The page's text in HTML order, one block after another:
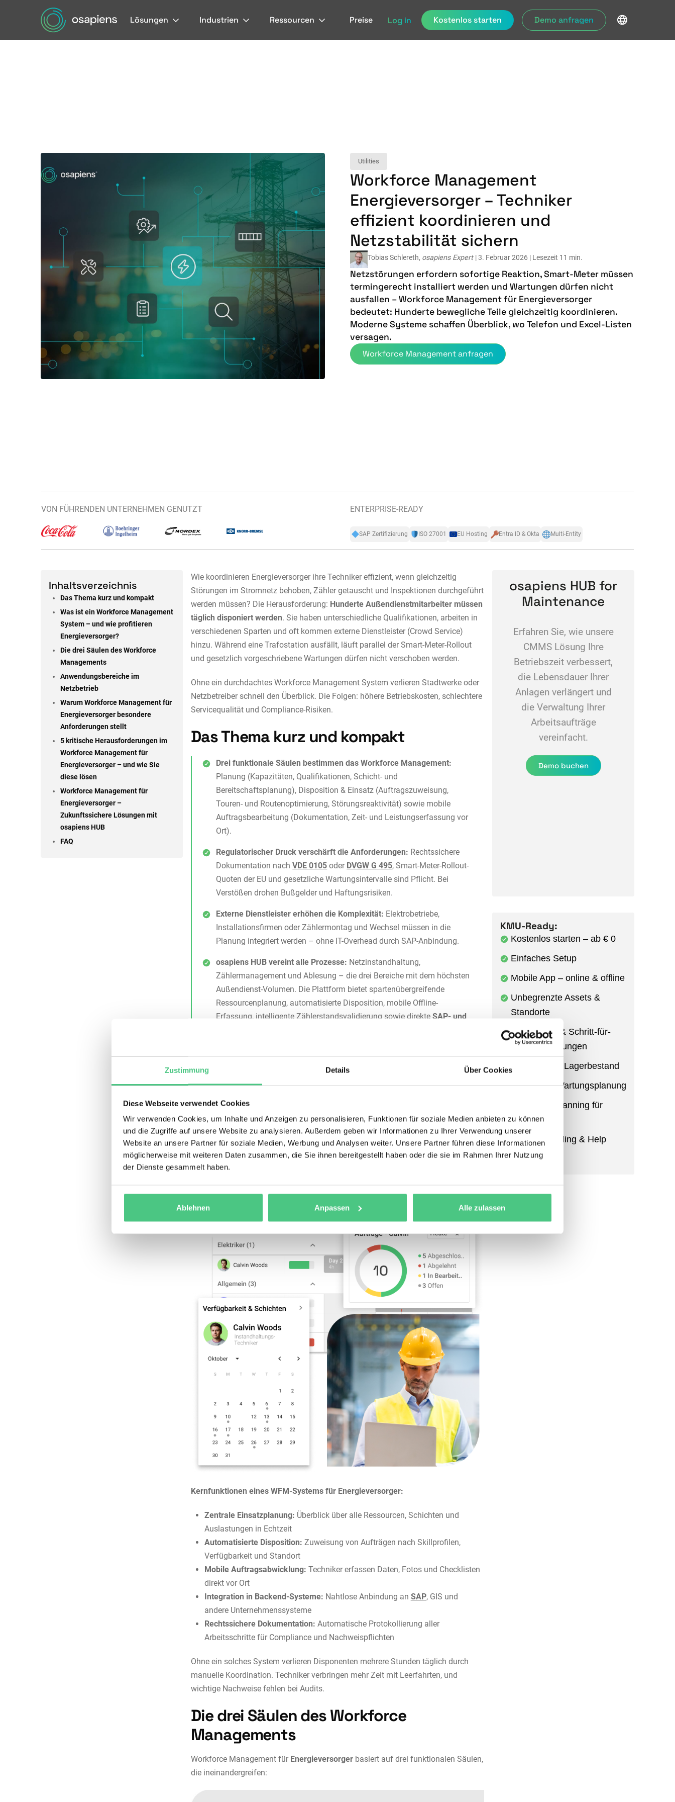
Zustimmung Details Über Cookies
Diese Webseite verwendet Cookies
Wir verwenden Cookies, um Inhalte und Anzeigen zu personalisieren, Funktionen für soziale Medien anbieten zu können
und die Zugriffe auf unsere Website zu analysieren. Außerdem geben wir Informationen zu Ihrer Verwendung unserer
Website an unsere Partner für soziale Medien, Werbung und Analysen weiter. Unsere Partner führen diese Informationen
möglicherweise mit weiteren Daten zusammen, die Sie ihnen bereitgestellt haben oder die sie im Rahmen Ihrer Nutzung
der Dienste gesammelt haben.
Ablehnen Anpassen Alle zulassen
Lösungen Industrien Ressourcen Preise Log in Kostenlos starten Demo anfragen
Utilities
Workforce Management
Energieversorger – Techniker
effizient koordinieren und
Netzstabilität sichern
Tobias Schlereth, osapiens Expert | 3. Februar 2026 | Lesezeit 11 min.
Netzstörungen erfordern sofortige Reaktion, Smart-Meter müssen
termingerecht installiert werden und Wartungen dürfen nicht
ausfallen – Workforce Management für Energieversorger
bedeutet: Hunderte bewegliche Teile gleichzeitig koordinieren.
Moderne Systeme schaffen Überblick, wo Telefon und Excel-Listen
versagen.
Workforce Management anfragen
VON FÜHRENDEN UNTERNEHMEN GENUTZT ENTERPRISE-READY
SAP Zertifizierung ISO 27001 EU Hosting Entra ID & Okta Multi-Entity
Inhaltsverzeichnis
Das Thema kurz und kompakt
Was ist ein Workforce Management
System – und wie profitieren
Energieversorger?
Die drei Säulen des Workforce
Managements
Anwendungsbereiche im
Netzbetrieb
Warum Workforce Management für
Energieversorger besondere
Anforderungen stellt
5 kritische Herausforderungen im
Workforce Management für
Energieversorger – und wie Sie
diese lösen
Workforce Management für
Energieversorger –
Zukunftssichere Lösungen mit
osapiens HUB
FAQ
Wie koordinieren Energieversorger ihre Techniker effizient, wenn gleichzeitig
Störungen im Stromnetz behoben, Zähler getauscht und Inspektionen durchgeführt
werden müssen? Die Herausforderung: Hunderte Außendienstmitarbeiter müssen
täglich disponiert werden. Sie haben unterschiedliche Qualifikationen, arbeiten in
verschiedenen Sparten und oft kommen externe Dienstleister (Crowd Service)
hinzu. Während eine Trafostation ausfällt, läuft parallel der Smart-Meter-Rollout
und gesetzlich vorgeschriebene Wartungen dürfen nicht verschoben werden.
Ohne ein durchdachtes Workforce Management System verlieren Stadtwerke oder
Netzbetreiber schnell den Überblick. Die Folgen: höhere Betriebskosten, schlechtere
Servicequalität und Compliance-Risiken.
Das Thema kurz und kompakt
Drei funktionale Säulen bestimmen das Workforce Management:
Planung (Kapazitäten, Qualifikationen, Schicht- und
Bereitschaftsplanung), Disposition & Einsatz (Auftragszuweisung,
Touren- und Routenoptimierung, Störungsreaktivität) sowie mobile
Auftragsbearbeitung (Dokumentation, Zeit- und Leistungserfassung vor
Ort).
Regulatorischer Druck verschärft die Anforderungen: Rechtssichere
Dokumentation nachVDE 0105 oder DVGW G 495, Smart-Meter-Rollout-
Quoten der EU und gesetzliche Wartungsintervalle sind Pflicht. Bei
Verstößen drohen Bußgelder und Haftungsrisiken.
Externe Dienstleister erhöhen die Komplexität: Elektrobetriebe,
Installationsfirmen oder Zählermontag und Wechsel müssen in die
Planung integriert werden – ohne IT-Overhead durch SAP-Anbindung.
osapiens HUB vereint alle Prozesse: Netzinstandhaltung,
Zählermanagement und Ablesung – die drei Bereiche mit dem höchsten
Außendienst-Volumen. Die Plattform bietet spartenübergreifende
Ressourcenplanung, automatisierte Disposition, mobile Offline-
Erfassung, intelligente Zählerstandsvalidierung sowie direkte SAP- und
System – und wie profitieren
Energieversorger?
Ein Workforce Management System (WFM) – oft auchField Service Management
genannt –koordiniert den Einsatz von Außendienst-Mitarbeitern. Das umfasst
Planung, Disposition und mobile Auftragsabwicklung. Für
Versorgungsunternehmen bedeutet das: Techniker werden basierend auf
Qualifikationen, Verfügbarkeit und Standort zugewiesen. Routen werden optimiert,
Kernfunktionen eines WFM-Systems für Energieversorger:
Zentrale Einsatzplanung: Überblick über alle Ressourcen, Schichten und
Auslastungen in Echtzeit
Automatisierte Disposition: Zuweisung von Aufträgen nach Skillprofilen,
Verfügbarkeit und Standort
Mobile Auftragsabwicklung: Techniker erfassen Daten, Fotos und Checklisten
direkt vor Ort
Integration in Backend-Systeme: Nahtlose Anbindung an SAP, GIS und
andere Unternehmenssysteme
Rechtssichere Dokumentation: Automatische Protokollierung aller
Arbeitsschritte für Compliance und Nachweispflichten
Ohne ein solches System verlieren Disponenten mehrere Stunden täglich durch
manuelle Koordination. Techniker verbringen mehr Zeit mit Leerfahrten, und
wichtige Nachweise fehlen bei Audits.
Die drei Säulen des Workforce
Managements
Workforce Management für Energieversorger basiert auf drei funktionalen Säulen,
die ineinandergreifen:
osapiens HUB for
Maintenance
Erfahren Sie, wie unsere
CMMS Lösung Ihre
Betriebszeit verbessert,
die Lebensdauer Ihrer
Anlagen verlängert und
die Verwaltung Ihrer
Arbeitsaufträge
vereinfacht.
Demo buchen
KMU-Ready:
Kostenlos starten – ab € 0
Einfaches Setup
Mobile App – online & offline
Unbegrenzte Assets &
Standorte
Checklisten & Schritt-für-
Schritt-Anleitungen
Ersatzteile & Lagerbestand
Präventive Wartungsplanung
QR-Code-Scanning für
Anlagen
Self-Onboarding & Help
Center